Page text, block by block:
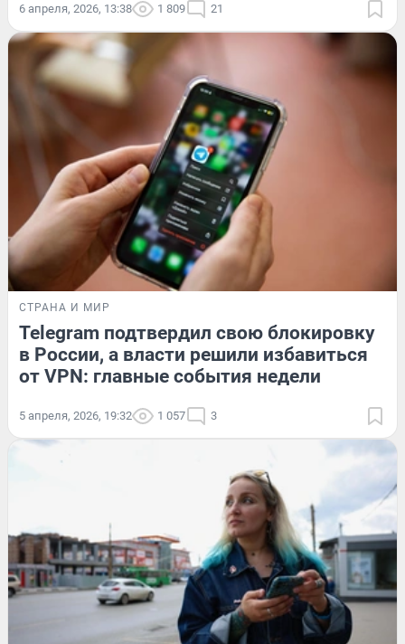
6 апреля, 2026, 13:38 1 809 21
СТРАНА И МИР
Telegram подтвердил свою блокировку
в России, а власти решили избавиться
от VPN: главные события недели
5 апреля, 2026, 19:32 1 057 3